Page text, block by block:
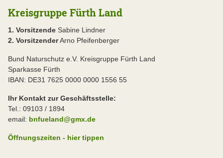
Kreisgruppe Fürth Land
1. Vorsitzende Sabine Lindner
2. VorsitzenderArno Pfeifenberger
Bund Naturschutz e.V. Kreisgruppe Fürth Land
Sparkasse Fürth
IBAN: DE31 7625 0000 0000 1556 55
Ihr Kontakt zur Geschäftsstelle:
Tel.: 09103 / 1894
email: bnfueland@gmx.de
Öffnungszeiten - hier tippen